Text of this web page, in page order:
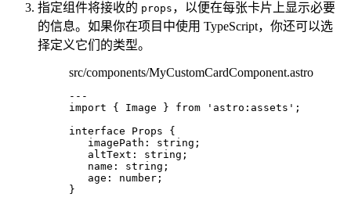
指定组件将接收的 props ，以便在每张卡片上显示必要
的信息。如果你在项目中使用 TypeScript，你还可以选
择定义它们的类型。
src/components/MyCustomCardComponent.astro
---
import { Image } from ' astro:assets ' ;
interface Props {
imagePath : string ;
altText : string ;
name : string ;
age : number ;
}